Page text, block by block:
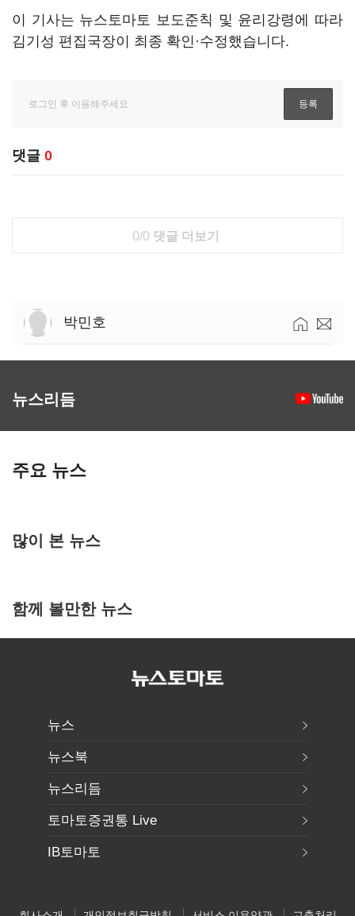
이 기사는 뉴스토마토 보도준칙 및 윤리강령에 따라
김기성 편집국장이 최종 확인·수정했습니다.
댓글 0
0/0 댓글 더보기
박민호
뉴스리듬
주요 뉴스
많이 본 뉴스
함께 볼만한 뉴스
뉴스
뉴스북
뉴스리듬
토마토증권통 Live
IB토마토